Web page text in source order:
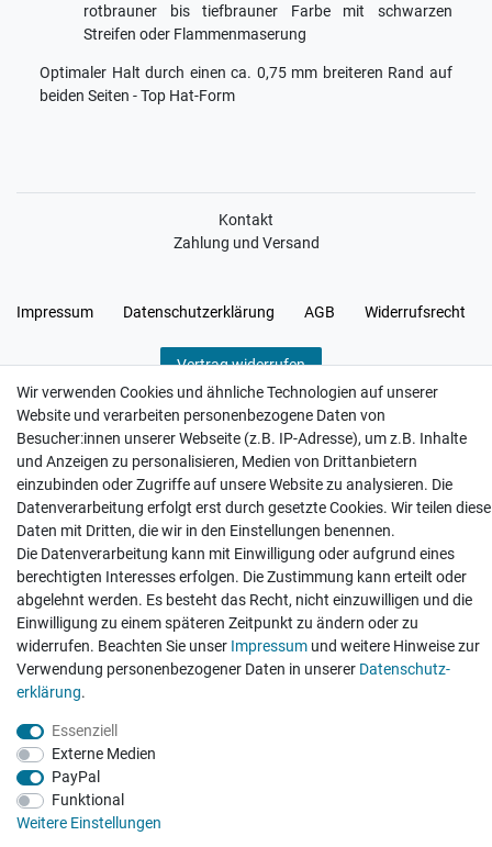
rotbrauner bis tiefbrauner Farbe mit schwarzen
Streifen oder Flammenmaserung
Optimaler Halt durch einen ca. 0,75 mm breiteren Rand auf
beiden Seiten - Top Hat-Form
Kontakt
Zahlung und Versand
Impressum Daten­schutz­erklärung AGB Widerrufs­recht
Vertrag widerrufen
Hatte etwas bestellt was fehlerhaft versendet
wurde. Mein Anliegen habe ich mitgeteilt und sofort
Er...
Datum der Veröffentlichung: 17.07.2026
Datum der Kauferfahrung: 10.07.2026
Wir verwenden Cookies und ähnliche Technologien auf unserer
Website und verarbeiten personenbezogene Daten von
Besucher:innen unserer Webseite (z.B. IP-Adresse), um z.B. Inhalte
und Anzeigen zu personalisieren, Medien von Drittanbietern
einzubinden oder Zugriffe auf unsere Website zu analysieren. Die
Datenverarbeitung erfolgt erst durch gesetzte Cookies. Wir teilen diese
Daten mit Dritten, die wir in den Einstellungen benennen.
Die Datenverarbeitung kann mit Einwilligung oder aufgrund eines
berechtigten Interesses erfolgen. Die Zustimmung kann erteilt oder
abgelehnt werden. Es besteht das Recht, nicht einzuwilligen und die
Einwilligung zu einem späteren Zeitpunkt zu ändern oder zu
widerrufen. Beachten Sie unser Impressum und weitere Hinweise zur
Verwendung personenbezogener Daten in unserer Daten­schutz­
erklärung.
Essenziell
Externe Medien
PayPal
Funktional
Weitere Einstellungen